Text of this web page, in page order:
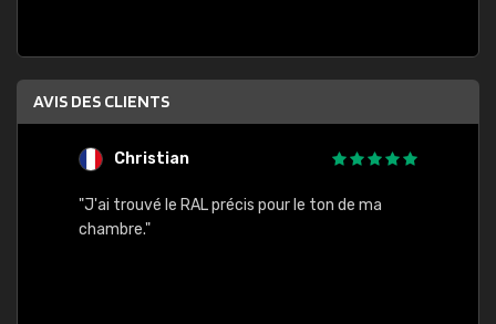
AVIS DES CLIENTS
Christian
"J'ai trouvé le RAL précis pour le ton de ma
chambre."